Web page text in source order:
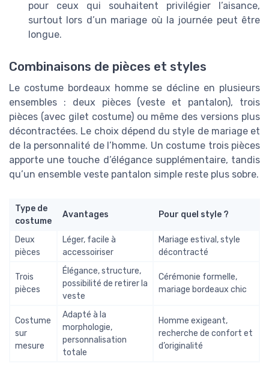
pour ceux qui souhaitent privilégier l’aisance,
surtout lors d’un mariage où la journée peut être
longue.
Combinaisons de pièces et styles
Le costume bordeaux homme se décline en plusieurs
ensembles : deux pièces (veste et pantalon), trois
pièces (avec gilet costume) ou même des versions plus
décontractées. Le choix dépend du style de mariage et
de la personnalité de l’homme. Un costume trois pièces
apporte une touche d’élégance supplémentaire, tandis
qu’un ensemble veste pantalon simple reste plus sobre.
Type de
costume
Avantages Pour quel style ?
Deux
pièces
Léger, facile à
accessoiriser
Mariage estival, style
décontracté
Trois
pièces
Élégance, structure,
possibilité de retirer la
veste
Cérémonie formelle,
mariage bordeaux chic
Costume
sur
mesure
Adapté à la
morphologie,
personnalisation
totale
Homme exigeant,
recherche de confort et
d’originalité